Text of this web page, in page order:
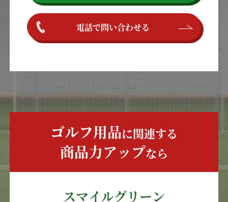
電話で問い合わせる
ゴルフ用品に関連する
商品力アップなら
スマイルグリーン